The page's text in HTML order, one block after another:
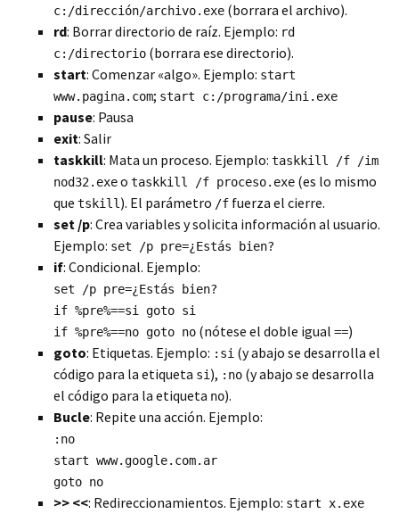
c:/dirección/archivo.exe (borrara el archivo).
rd: Borrar directorio de raíz. Ejemplo: rd
c:/directorio (borrara ese directorio).
start: Comenzar «algo». Ejemplo: start
www.pagina.com; start c:/programa/ini.exe
pause: Pausa
exit: Salir
taskkill: Mata un proceso. Ejemplo: taskkill /f /im
nod32.exeo taskkill /f proceso.exe (es lo mismo
que tskill ). El parámetro /f fuerza el cierre.
set /p: Crea variables y solicita información al usuario.
Ejemplo: set /p pre=¿Estás bien?
if: Condicional. Ejemplo:
set /p pre=¿Estás bien?
if %pre%==si goto si
if %pre%==no goto no (nótese el doble igual ==)
goto: Etiquetas. Ejemplo: :si (y abajo se desarrolla el
código para la etiqueta si ), :no (y abajo se desarrolla
el código para la etiqueta no).
Bucle: Repite una acción. Ejemplo:
:no
start www.google.com.ar
goto no
>> <<: Redireccionamientos. Ejemplo: start x.exe